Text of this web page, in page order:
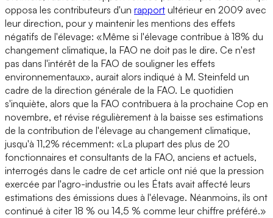
opposa les contributeurs d'un rapport ultérieur en 2009 avec
leur direction, pour y maintenir les mentions des effets
négatifs de l'élevage: «Même si l'élevage contribue à 18% du
changement climatique, la FAO ne doit pas le dire. Ce n'est
pas dans l'intérêt de la FAO de souligner les effets
environnementaux», aurait alors indiqué à M. Steinfeld un
cadre de la direction générale de la FAO. Le quotidien
s'inquiète, alors que la FAO contribuera à la prochaine Cop en
novembre, et révise régulièrement à la baisse ses estimations
de la contribution de l'élevage au changement climatique,
jusqu'à 11,2% récemment: «La plupart des plus de 20
fonctionnaires et consultants de la FAO, anciens et actuels,
interrogés dans le cadre de cet article ont nié que la pression
exercée par l'agro-industrie ou les États avait affecté leurs
estimations des émissions dues à l'élevage. Néanmoins, ils ont
continué à citer 18 % ou 14,5 % comme leur chiffre préféré.»